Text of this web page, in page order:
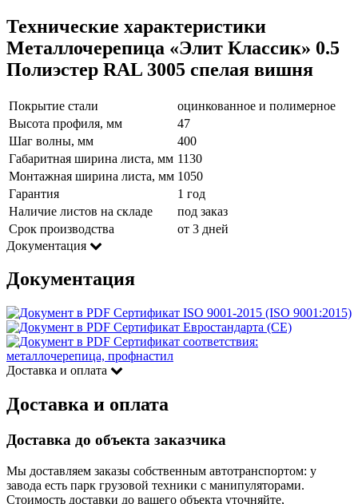
Технические характеристики
Металлочерепица «Элит Классик» 0.5
Полиэстер RAL 3005 спелая вишня
Покрытие стали
оцинкованное и полимерное
Высота профиля, мм
47
Шаг волны, мм
400
Габаритная ширина листа, мм 1130
Монтажная ширина листа, мм 1050
Гарантия
1 год
Наличие листов на складе
под заказ
Срок производства
от 3 дней
Документация
Документация
Сертификат ISO 9001-2015 (ISO 9001:2015)
Сертификат Евростандарта (CE)
Сертификат соответствия:
металлочерепица, профнастил
Доставка и оплата
Доставка и оплата
Доставка до объекта заказчика
Мы доставляем заказы собственным автотранспортом: у
завода есть парк грузовой техники с манипуляторами.
Стоимость доставки до вашего объекта уточняйте,